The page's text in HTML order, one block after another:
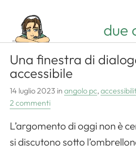
due
Una finestra di
accessibile
14 luglio 2023 in angolo pc,
2 commenti
L’argomento di oggi non è
si discutono sotto